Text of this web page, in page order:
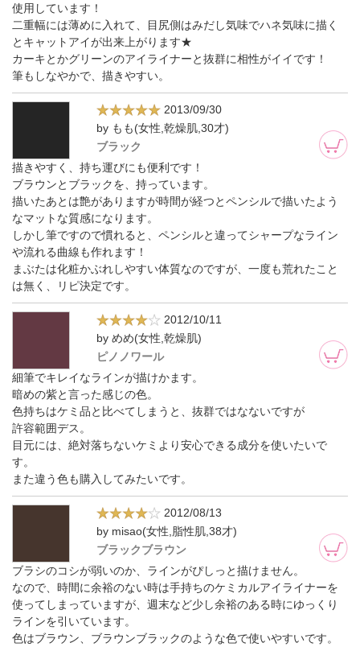
使用しています！
二重幅には薄めに入れて、目尻側はみだし気味でハネ気味に描く
とキャットアイが出来上がります★
カーキとかグリーンのアイライナーと抜群に相性がイイです！
筆もしなやかで、描きやすい。
2013/09/30
by もも(女性,乾燥肌,30才)
ブラック
描きやすく、持ち運びにも便利です！
ブラウンとブラックを、持っています。
描いたあとは艶がありますが時間が経つとペンシルで描いたよう
なマットな質感になります。
しかし筆ですので慣れると、ペンシルと違ってシャープなライン
や流れる曲線も作れます！
まぶたは化粧かぶれしやすい体質なのですが、一度も荒れたこと
は無く、リピ決定です。
2012/10/11
by めめ(女性,乾燥肌)
ピノノワール
細筆でキレイなラインが描けかます。
暗めの紫と言った感じの色。
色持ちはケミ品と比べてしまうと、抜群ではなないですが
許容範囲デス。
目元には、絶対落ちないケミより安心できる成分を使いたいで
す。
また違う色も購入してみたいです。
2012/08/13
by misao(女性,脂性肌,38才)
ブラックブラウン
ブラシのコシが弱いのか、ラインがぴしっと描けません。
なので、時間に余裕のない時は手持ちのケミカルアイライナーを
使ってしまっていますが、週末など少し余裕のある時にゆっくり
ラインを引いています。
色はブラウン、ブラウンブラックのような色で使いやすいです。